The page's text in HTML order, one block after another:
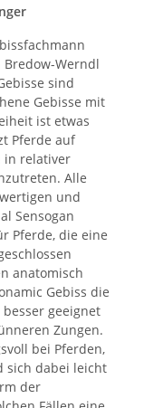
Bredow-Werndl
sind
Gebisse mit
ist etwas
Pferde auf
in relativer
Alle
und
Sensogan
Pferde, die eine
anatomisch
Gebiss die
geeignet
Zungen.
bei Pferden,
sich dabei leicht
der